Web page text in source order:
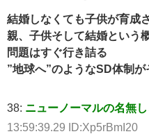
結婚しなくても子供が育成
親、子供そして結婚という
問題はすぐ行き詰る
”地球へ”のようなSD体制
38: ニューノーマルの名無
13:59:39.29 ID:Xp5rBmI20